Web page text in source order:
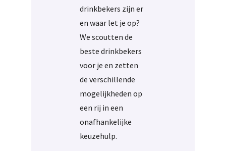
drinkbekers zijn er
en waar let je op?
We scoutten de
beste drinkbekers
voor je en zetten
de verschillende
mogelijkheden op
een rij in een
onafhankelijke
keuzehulp.